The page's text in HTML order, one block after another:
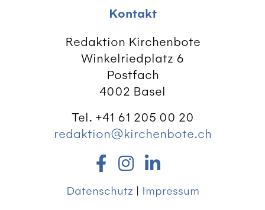
Kontakt
Redaktion Kirchenbote
Winkelriedplatz 6
Postfach
4002 Basel
Tel. +41 61 205 00 20
redaktion@kirchenbote.ch
Datenschutz | Impressum